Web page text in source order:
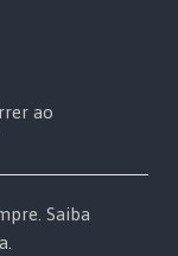
ao
Saiba